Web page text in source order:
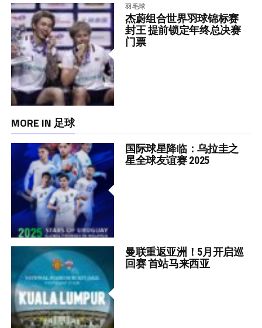
羽毛球
杰蔚组合世界羽球锦标赛
封王 提前锁定年终总决赛
门票
MORE IN 足球
国际球星降临：乌拉圭之
星全球友谊赛 2025
曼联重返亚洲！5月开启巡
回赛 首站马来西亚